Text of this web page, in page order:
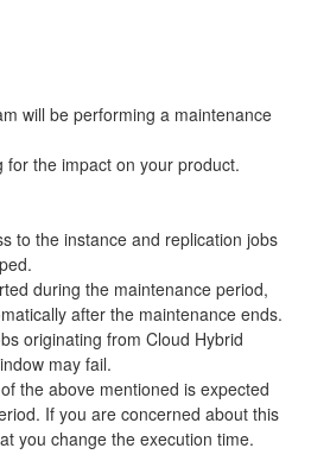
will be performing a maintenance
for the impact on your product.
to the instance and replication jobs
during the maintenance period,
after the maintenance ends.
originating from Cloud Hybrid
may fail.
the above mentioned is expected
If you are concerned about this
you change the execution time.